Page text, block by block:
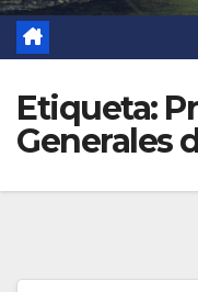
Etiqueta:
Generales